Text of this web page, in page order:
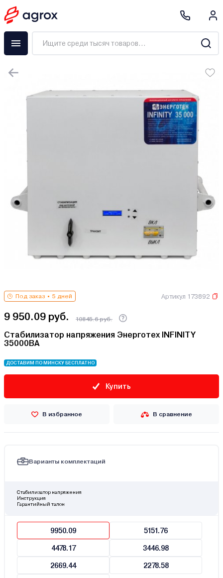
Под заказ 5 дней Артикул 173892
9 950.09 руб. 10845.6 руб.
Стабилизатор напряжения Энерготех INFINITY
35000ВА
ДОСТАВИМ ПО МИНСКУ БЕСПЛАТНО
Купить
В избранное В сравнение
Варианты комплектаций
Стабилизатор напряжения
Инструкция
Гарантийный талон
9950.09 5151.76
4478.17 3446.98
2669.44 2278.58